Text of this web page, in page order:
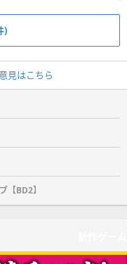
)
見はこちら
【BD2】